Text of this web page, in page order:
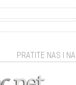
PRATITE NAS I